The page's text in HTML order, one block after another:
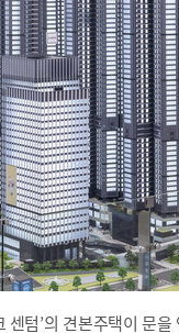
센텀’의 견본주택이 문